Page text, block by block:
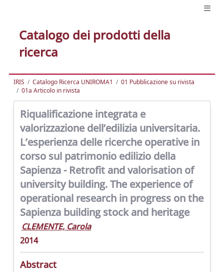
Catalogo dei prodotti della
ricerca
IRIS Catalogo Ricerca UNIROMA1
01 Pubblicazione su rivista
01a Articolo in rivista
Riqualificazione integrata e
valorizzazione dell’edilizia universitaria.
L’esperienza delle ricerche operative in
corso sul patrimonio edilizio della
Sapienza - Retrofit and valorisation of
university building. The experience of
operational research in progress on the
Sapienza building stock and heritage
CLEMENTE, Carola
2014
Abstract